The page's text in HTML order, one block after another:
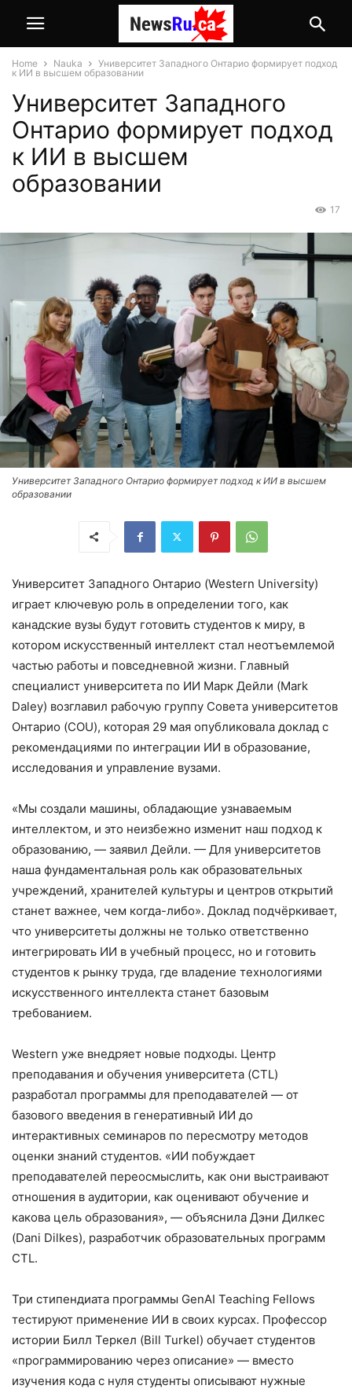
Home Nauka
Университет Западного Онтарио формирует подход
к ИИ в высшем образовании
Университет Западного
Онтарио формирует подход
к ИИ в высшем
образовании
17
Университет Западного Онтарио формирует подход к ИИ в высшем
образовании
Университет Западного Онтарио (Western University)
играет ключевую роль в определении того, как
канадские вузы будут готовить студентов к миру, в
котором искусственный интеллект стал неотъемлемой
частью работы и повседневной жизни. Главный
специалист университета по ИИ Марк Дейли (Mark
Daley) возглавил рабочую группу Совета университетов
Онтарио (COU), которая 29 мая опубликовала доклад с
рекомендациями по интеграции ИИ в образование,
исследования и управление вузами.
«Мы создали машины, обладающие узнаваемым
интеллектом, и это неизбежно изменит наш подход к
образованию, — заявил Дейли. — Для университетов
наша фундаментальная роль как образовательных
учреждений, хранителей культуры и центров открытий
станет важнее, чем когда-либо». Доклад подчёркивает,
что университеты должны не только ответственно
интегрировать ИИ в учебный процесс, но и готовить
студентов к рынку труда, где владение технологиями
искусственного интеллекта станет базовым
требованием.
Western уже внедряет новые подходы. Центр
преподавания и обучения университета (CTL)
разработал программы для преподавателей — от
базового введения в генеративный ИИ до
интерактивных семинаров по пересмотру методов
оценки знаний студентов. «ИИ побуждает
преподавателей переосмыслить, как они выстраивают
отношения в аудитории, как оценивают обучение и
какова цель образования», — объяснила Дэни Дилкес
(Dani Dilkes), разработчик образовательных программ
CTL.
Три стипендиата программы GenAI Teaching Fellows
тестируют применение ИИ в своих курсах. Профессор
истории Билл Теркел (Bill Turkel) обучает студентов
«программированию через описание» — вместо
изучения кода с нуля студенты описывают нужные